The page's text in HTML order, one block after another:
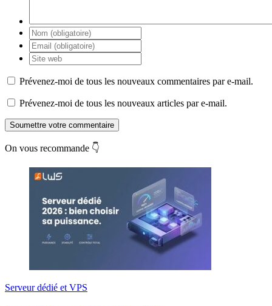
Prévenez-moi de tous les nouveaux commentaires par e-mail.
Prévenez-moi de tous les nouveaux articles par e-mail.
Soumettre votre commentaire
On vous recommande 👇
Serveur dédié et VPS